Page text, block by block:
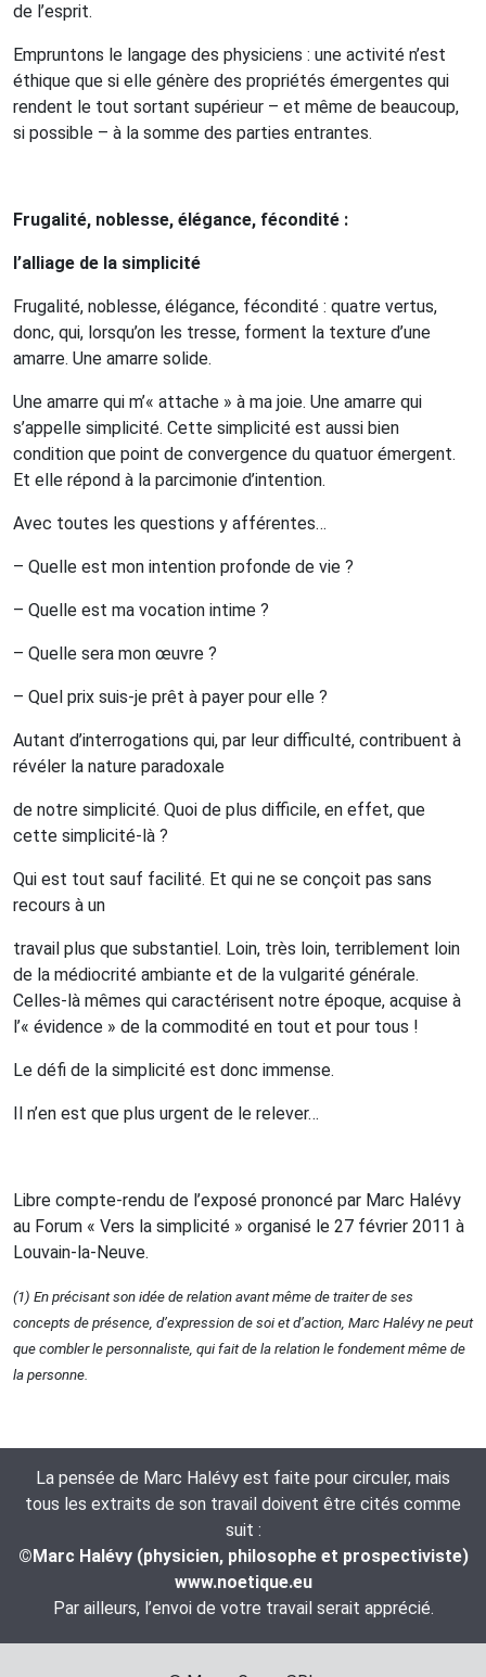
de l’esprit.
Empruntons le langage des physiciens : une activité n’est
éthique que si elle génère des propriétés émergentes qui
rendent le tout sortant supérieur – et même de beaucoup,
si possible – à la somme des parties entrantes.
Frugalité, noblesse, élégance, fécondité :
l’alliage de la simplicité
Frugalité, noblesse, élégance, fécondité : quatre vertus,
donc, qui, lorsqu’on les tresse, forment la texture d’une
amarre. Une amarre solide.
Une amarre qui m’« attache » à ma joie. Une amarre qui
s’appelle simplicité. Cette simplicité est aussi bien
condition que point de convergence du quatuor émergent.
Et elle répond à la parcimonie d’intention.
Avec toutes les questions y afférentes…
– Quelle est mon intention profonde de vie ?
– Quelle est ma vocation intime ?
– Quelle sera mon œuvre ?
– Quel prix suis-je prêt à payer pour elle ?
Autant d’interrogations qui, par leur difficulté, contribuent à
révéler la nature paradoxale
de notre simplicité. Quoi de plus difficile, en effet, que
cette simplicité-là ?
Qui est tout sauf facilité. Et qui ne se conçoit pas sans
recours à un
travail plus que substantiel. Loin, très loin, terriblement loin
de la médiocrité ambiante et de la vulgarité générale.
Celles-là mêmes qui caractérisent notre époque, acquise à
l’« évidence » de la commodité en tout et pour tous !
Le défi de la simplicité est donc immense.
Il n’en est que plus urgent de le relever…
Libre compte-rendu de l’exposé prononcé par Marc Halévy
au Forum « Vers la simplicité » organisé le 27 février 2011 à
Louvain-la-Neuve.
(1) En précisant son idée de relation avant même de traiter de ses
concepts de présence, d’expression de soi et d’action, Marc Halévy ne peut
que combler le personnaliste, qui fait de la relation le fondement même de
la personne.
La pensée de Marc Halévy est faite pour circuler, mais
tous les extraits de son travail doivent être cités comme
suit :
©Marc Halévy (physicien, philosophe et prospectiviste)
www.noetique.eu
Par ailleurs, l’envoi de votre travail serait apprécié.